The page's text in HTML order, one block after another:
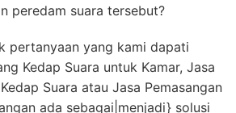
peredam suara tersebut?
pertanyaan yang kami dapati
Kedap Suara untuk Kamar, Jasa
Suara atau Jasa Pemasangan
ada sebagai|menjadi} solusi